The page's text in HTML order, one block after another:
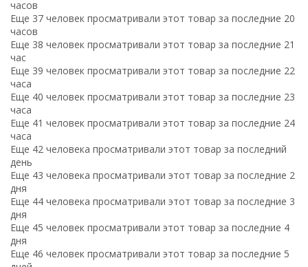
часов
Еще 37 человек просматривали этот товар за последние 20
часов
Еще 38 человек просматривали этот товар за последние 21
час
Еще 39 человек просматривали этот товар за последние 22
часа
Еще 40 человек просматривали этот товар за последние 23
часа
Еще 41 человек просматривали этот товар за последние 24
часа
Еще 42 человека просматривали этот товар за последний
день
Еще 43 человека просматривали этот товар за последние 2
дня
Еще 44 человека просматривали этот товар за последние 3
дня
Еще 45 человек просматривали этот товар за последние 4
дня
Еще 46 человек просматривали этот товар за последние 5